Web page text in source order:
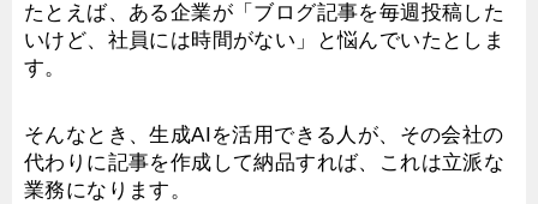
たとえば、ある企業が「ブログ記事を毎週投稿した
いけど、社員には時間がない」と悩んでいたとしま
す。
そんなとき、生成AIを活用できる人が、その会社の
代わりに記事を作成して納品すれば、これは立派な
業務になります。